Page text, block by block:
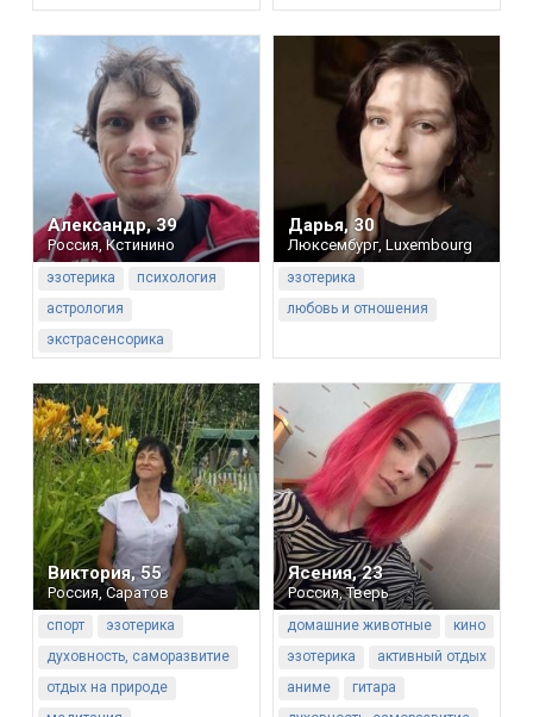
Александр,39
Россия, Кстинино
эзотерика
психология
астрология
экстрасенсорика
Дарья,30
Люксембург, Luxembourg
эзотерика
любовь и отношения
Виктория,55
Россия, Саратов
спорт
эзотерика
духовность, саморазвитие
отдых на природе
Ясения,23
Россия,Тверь
домашние животные
кино
эзотерика
активный отдых
аниме
гитара